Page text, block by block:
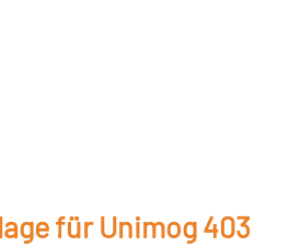
für Unimog 403